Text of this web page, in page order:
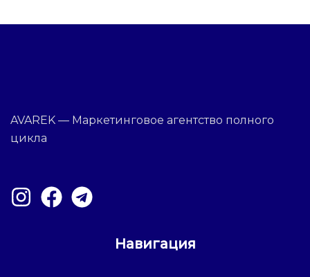
AVAREK — Маркетинговое агентство полного
цикла
Навигация